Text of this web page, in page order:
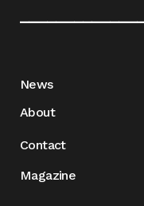
News
About
Contact
Magazine